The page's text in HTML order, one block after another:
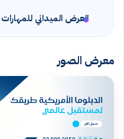
العرض الميداني للمهارات
معرض الصور